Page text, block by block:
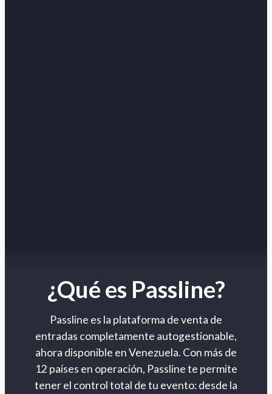
¿Qué es Passline?
Passline es la plataforma de venta de
entradas completamente autogestionable,
ahora disponible en Venezuela. Con más de
12 países en operación, Passline te permite
tener el control total de tu evento: desde la